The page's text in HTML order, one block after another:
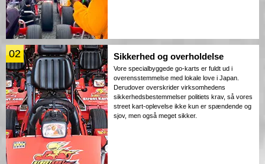
02 Sikkerhed og overholdelse
Vore specialbyggede go-karts er fuldt ud i
overensstemmelse med lokale love i Japan.
Derudover overskrider virksomhedens
sikkerhedsbestemmelser politiets krav, så vores
street kart-oplevelse ikke kun er spændende og
sjov, men også meget sikker.